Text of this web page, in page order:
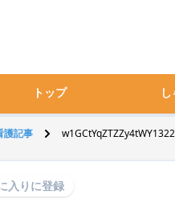
トップ
護記事
入りに登録